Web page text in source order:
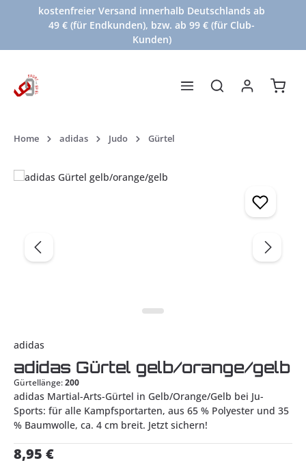
Zum Hauptinhalt springen
kostenfreier Versand innerhalb Deutschlands ab
49 € (für Endkunden), bzw. ab 99 € (für Club-
Kunden)
Home adidas Judo Gürtel
Bildergalerie überspringen
adidas
adidas Gürtel gelb/orange/gelb
Gürtellänge:200
adidas Martial-Arts-Gürtel in Gelb/Orange/Gelb bei Ju-
Sports: für alle Kampfsportarten, aus 65 % Polyester und 35
% Baumwolle, ca. 4 cm breit. Jetzt sichern!
Regulärer Preis:
8,95 €